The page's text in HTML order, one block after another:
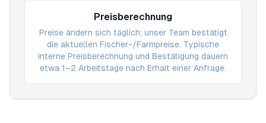
Preisberechnung
Preise ändern sich täglich; unser Team bestätigt
die aktuellen Fischer-/Farmpreise. Typische
interne Preisberechnung und Bestätigung dauern
etwa 1–2 Arbeitstage nach Erhalt einer Anfrage.